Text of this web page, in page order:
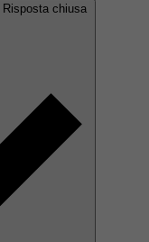
Risposta chiusa